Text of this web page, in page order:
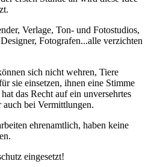
Verlage, Ton- und Fotostudios,
Fotografen...alle verzichten
sich nicht wehren, Tiere
sie einsetzen, ihnen eine Stimme
das Recht auf ein unversehrtes
bei Vermittlungen.
ehrenamtlich, haben keine
eingesetzt!